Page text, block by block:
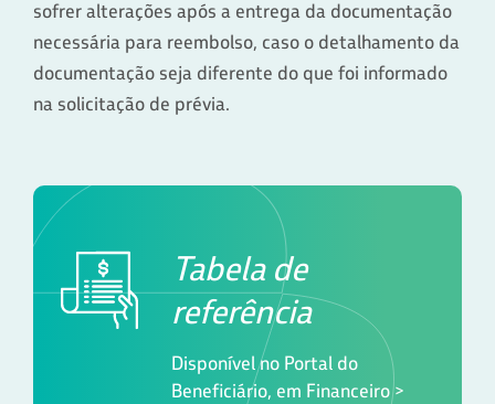
sofrer alterações após a entrega da documentação
necessária para reembolso, caso o detalhamento da
documentação seja diferente do que foi informado
na solicitação de prévia.
Tabela de
referência
Disponível no Portal do
Beneficiário, em Financeiro >